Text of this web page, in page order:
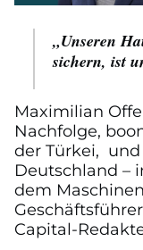
„Unseren
sichern, ist
Maximilian
Nachfolge,
der Türkei,
Deutschland –
dem
Capital-